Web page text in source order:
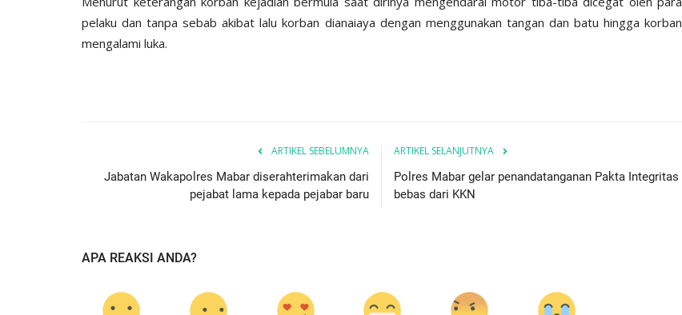
pelaku dan tanpa sebab akibat lalu korban dianaiaya dengan menggunakan tangan dan batu hingga korban
mengalami luka.
ARTIKEL SEBELUMNYA
Jabatan Wakapolres Mabar diserahterimakan dari
pejabat lama kepada pejabar baru
ARTIKEL SELANJUTNYA
Polres Mabar gelar penandatanganan Pakta Integritas
bebas dari KKN
APA REAKSI ANDA?